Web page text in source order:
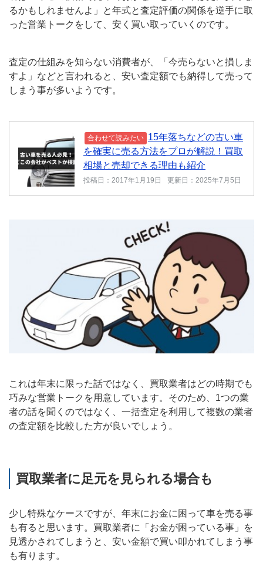
るかもしれませんよ」と年式と査定評価の関係を逆手に取
った営業トークをして、安く買い取っていくのです。
査定の仕組みを知らない消費者が、「今売らないと損しま
すよ」などと言われると、安い査定額でも納得して売って
しまう事が多いようです。
合わせて読みたい 15年落ちなどの古い車
を確実に売る方法をプロが解説！買取
相場と売却できる理由も紹介
投稿日：2017年1月19日 更新日：2025年7月5日
これは年末に限った話ではなく、買取業者はどの時期でも
巧みな営業トークを用意しています。そのため、1つの業
者の話を聞くのではなく、一括査定を利用して複数の業者
の査定額を比較した方が良いでしょう。
買取業者に足元を見られる場合も
少し特殊なケースですが、年末にお金に困って車を売る事
も有ると思います。買取業者に「お金が困っている事」を
見透かされてしまうと、安い金額で買い叩かれてしまう事
も有ります。